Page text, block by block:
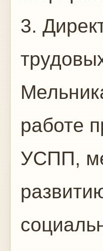
3.
работе
УСПП,